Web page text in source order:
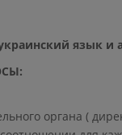
язык и
органа (